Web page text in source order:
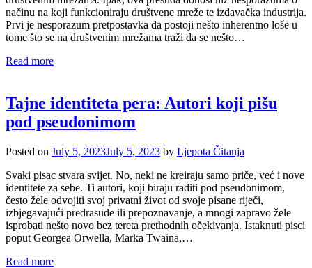
načinu na koji funkcioniraju društvene mreže te izdavačka industrija.
Prvi je nesporazum pretpostavka da postoji nešto inherentno loše u
tome što se na društvenim mrežama traži da se nešto…
Read more
Tajne identiteta pera: Autori koji pišu
pod pseudonimom
Posted on July 5, 2023July 5, 2023 by Ljepota Čitanja
Svaki pisac stvara svijet. No, neki ne kreiraju samo priče, već i nove
identitete za sebe. Ti autori, koji biraju raditi pod pseudonimom,
često žele odvojiti svoj privatni život od svoje pisane riječi,
izbjegavajući predrasude ili prepoznavanje, a mnogi zapravo žele
isprobati nešto novo bez tereta prethodnih očekivanja. Istaknuti pisci
poput Georgea Orwella, Marka Twaina,…
Read more